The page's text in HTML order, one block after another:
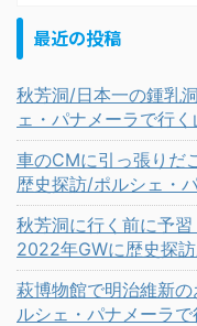
最近の投稿
秋芳洞/日本一の鍾乳
ェ・パナメーラで行く
車のCMに引っ張りだ
歴史探訪/ポルシェ・
秋芳洞に行く前に予習
2022年GWに歴史探
萩博物館で明治維新
ルシェ・パナメーラで